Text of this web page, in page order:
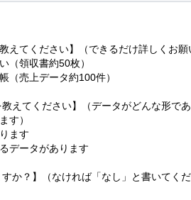
えてください】（できるだけ詳しくお願
（領収書約50枚）
売上データ約100件）
す）
ます
ータがあります